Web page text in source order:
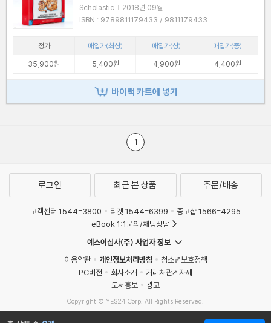
Scholastic | 2018년 09월
ISBN : 9789811179433 / 9811179433
정가 매입가(최상) 매입가(상)
매입가(중)
35,900원
5,400원 4,900원 4,400원
바이백 카트에 넣기
1
로그인 최근 본 상품 주문/배송
고객센터 1544-3800 티켓 1544-6399
중고샵 1566-4295
eBook 1:1문의/채팅상담
예스이십사(주) 사업자 정보
이용약관
개인정보처리방침
청소년보호정책
PC버전
회사소개
거래처관계자께
도서홍보
광고
Copyright © YES24 Corp. All Rights Reserved.
MATOM7